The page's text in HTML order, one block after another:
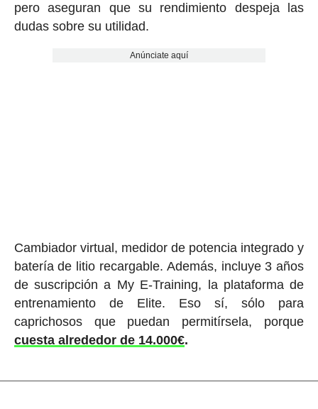
pero aseguran que su rendimiento despeja las
dudas sobre su utilidad.
Anúnciate aquí
Cambiador virtual, medidor de potencia integrado y
batería de litio recargable. Además, incluye 3 años
de suscripción a My E-Training, la plataforma de
entrenamiento de Elite. Eso sí, sólo para
caprichosos que puedan permitírsela, porque
cuesta alrededor de 14.000€.